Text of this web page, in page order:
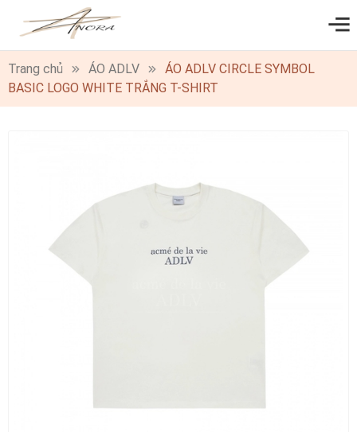
0
Trang chủ ÁO ADLV
ÁO ADLV CIRCLE SYMBOL
BASIC LOGO WHITE TRẮNG T-SHIRT